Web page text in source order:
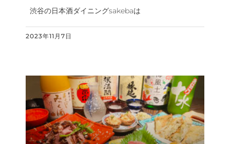
渋谷の日本酒ダイニングsakebaは
2023年11月7日